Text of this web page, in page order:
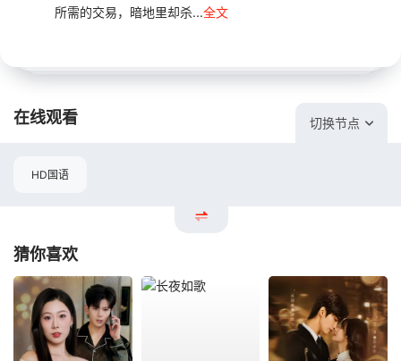
所需的交易，暗地里却杀...全文
在线观看 切换节点
HD国语
猜你喜欢